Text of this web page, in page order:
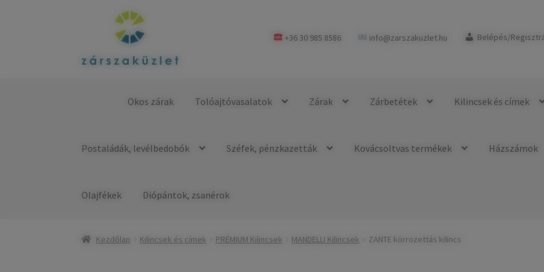
a
a
+36 30 985 8586 info@zarszakuzlet.hu Belépés/
Okos zárak Tolóajtóvasalatok Zárak Zárbetétek Kilincsek és címek
Postaládák, levélbedobók Széfek, pénzkazetták Kovácsoltvas termékek Házszámok
Olajfékek Diópántok, zsanérok
Kezdőlap Kilincsek és címek PRÉMIUM Kilincsek MANDELLI Kilincsek ZANTE körrozettás kilincs